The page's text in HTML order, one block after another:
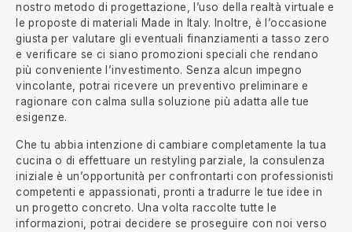
nostro metodo di progettazione, l’uso della realtà virtuale e
le proposte di materiali Made in Italy. Inoltre, è l’occasione
giusta per valutare gli eventuali finanziamenti a tasso zero
e verificare se ci siano promozioni speciali che rendano
più conveniente l’investimento. Senza alcun impegno
vincolante, potrai ricevere un preventivo preliminare e
ragionare con calma sulla soluzione più adatta alle tue
esigenze.
Che tu abbia intenzione di cambiare completamente la tua
cucina o di effettuare un restyling parziale, la consulenza
iniziale è un’opportunità per confrontarti con professionisti
competenti e appassionati, pronti a tradurre le tue idee in
un progetto concreto. Una volta raccolte tutte le
informazioni, potrai decidere se proseguire con noi verso